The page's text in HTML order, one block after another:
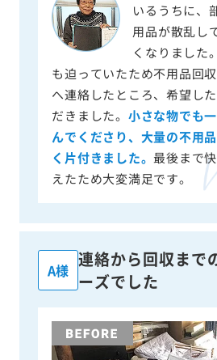
いるうちに、
用品が散乱し
くなりました
も迫っていたため不用品回
へ連絡したところ、希望し
だきました。 小さな物でも
んでくださり、大量の不用
く片付きました。 最後まで
えたため大変満足です。
A様
連絡から回収まで
ーズでした